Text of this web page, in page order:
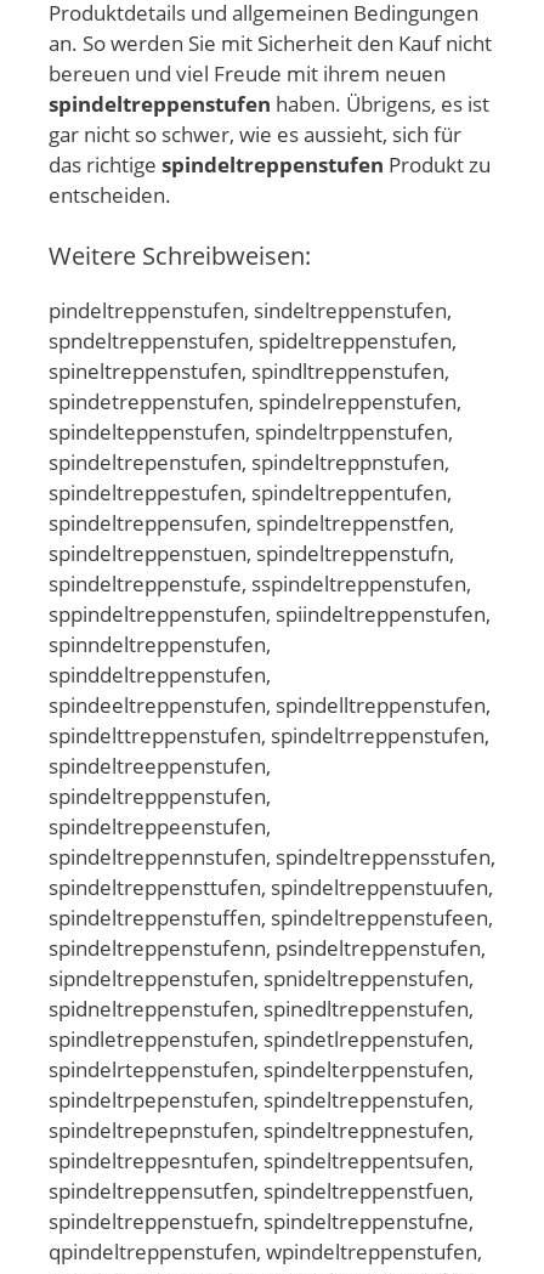
Produktdetails und allgemeinen Bedingungen
an. So werden Sie mit Sicherheit den Kauf nicht
bereuen und viel Freude mit ihrem neuen
spindeltreppenstufen haben. Übrigens, es ist
gar nicht so schwer, wie es aussieht, sich für
das richtige spindeltreppenstufen Produkt zu
entscheiden.
Weitere Schreibweisen:
pindeltreppenstufen, sindeltreppenstufen,
spndeltreppenstufen, spideltreppenstufen,
spineltreppenstufen, spindltreppenstufen,
spindetreppenstufen, spindelreppenstufen,
spindelteppenstufen, spindeltrppenstufen,
spindeltrepenstufen, spindeltreppnstufen,
spindeltreppestufen, spindeltreppentufen,
spindeltreppensufen, spindeltreppenstfen,
spindeltreppenstuen, spindeltreppenstufn,
spindeltreppenstufe, sspindeltreppenstufen,
sppindeltreppenstufen, spiindeltreppenstufen,
spinndeltreppenstufen,
spinddeltreppenstufen,
spindeeltreppenstufen, spindelltreppenstufen,
spindelttreppenstufen, spindeltrreppenstufen,
spindeltreeppenstufen,
spindeltrepppenstufen,
spindeltreppeenstufen,
spindeltreppennstufen, spindeltreppensstufen,
spindeltreppensttufen, spindeltreppenstuufen,
spindeltreppenstuffen, spindeltreppenstufeen,
spindeltreppenstufenn, psindeltreppenstufen,
sipndeltreppenstufen, spnideltreppenstufen,
spidneltreppenstufen, spinedltreppenstufen,
spindletreppenstufen, spindetlreppenstufen,
spindelrteppenstufen, spindelterppenstufen,
spindeltrpepenstufen, spindeltreppenstufen,
spindeltrepepnstufen, spindeltreppnestufen,
spindeltreppesntufen, spindeltreppentsufen,
spindeltreppensutfen, spindeltreppenstfuen,
spindeltreppenstuefn, spindeltreppenstufne,
qpindeltreppenstufen, wpindeltreppenstufen,